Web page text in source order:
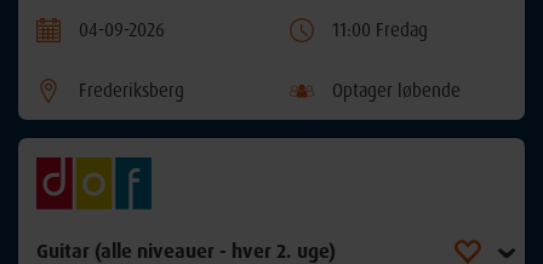
04-09-2026 11:00 Fredag
Frederiksberg Optager løbende
Guitar (alle niveauer - hver 2. uge)